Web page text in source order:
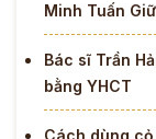
Minh Tuấn
Bác sĩ Trần
bằng YHCT